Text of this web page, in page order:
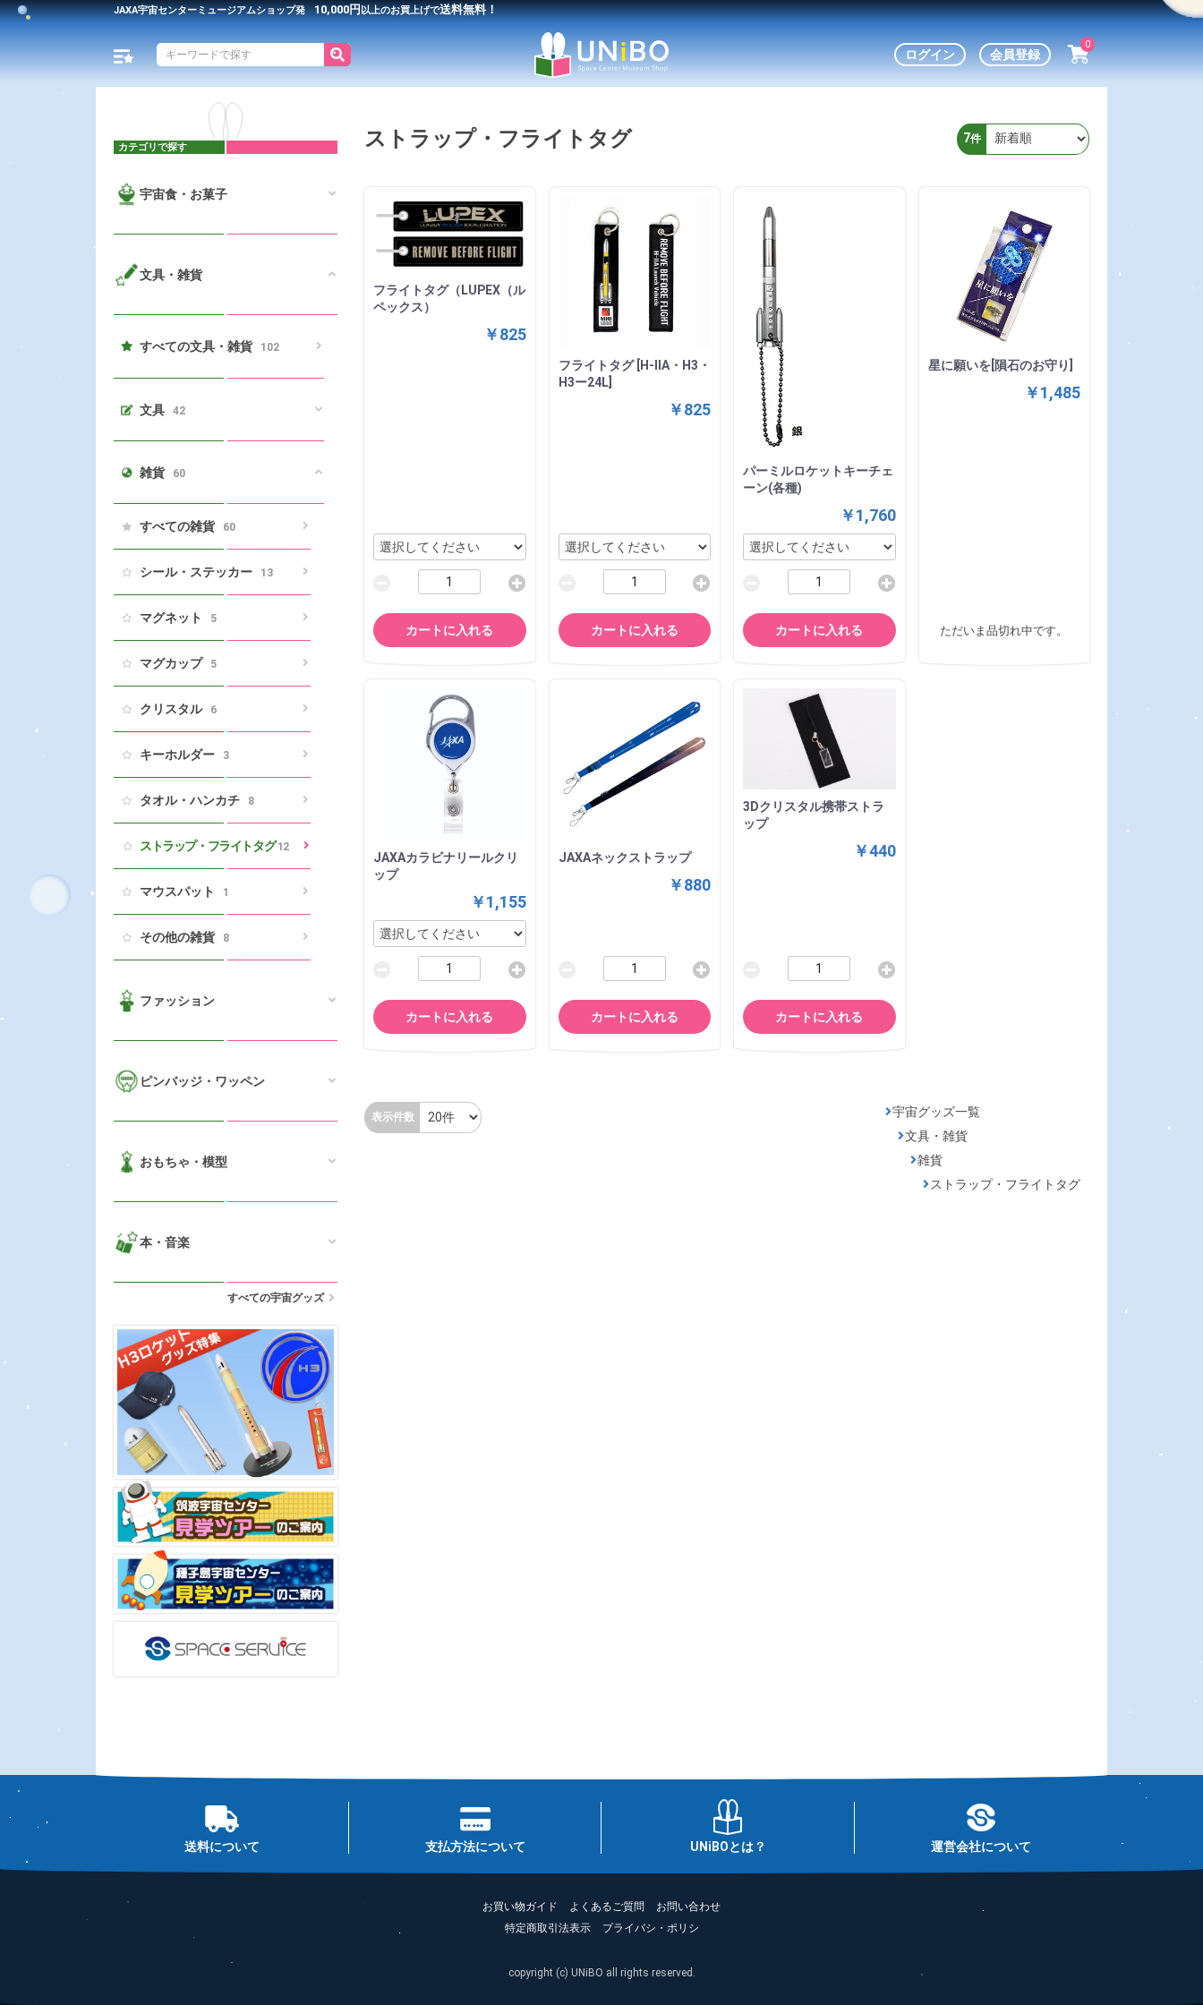
JAXA宇宙センターミュージアムショップ発 10,000円以上のお買上げで送料無料！
ログイン 会員登録
0
カテゴリで探す
宇宙食・お菓子
文具・雑貨
すべての文具・雑貨 102
文具 42
雑貨 60
すべての雑貨 60
シール・ステッカー 13
マグネット 5
マグカップ 5
クリスタル 6
キーホルダー 3
タオル・ハンカチ 8
ストラップ・フライトタグ 12
マウスパット 1
その他の雑貨 8
ファッション
ピンバッジ・ワッペン
おもちゃ・模型
本・音楽
すべての宇宙グッズ
ストラップ・フライトタグ 7件
フライトタグ（LUPEX（ル
ペックス）
￥825
カートに入れる
フライトタグ [H-ⅡA・H3・
H3ー24L]
￥825
カートに入れる
パーミルロケットキーチェ
ーン(各種)
￥1,760
カートに入れる
星に願いを[隕石のお守り]
￥1,485
ただいま品切れ中です。
JAXAカラビナリールクリ
ップ
￥1,155
カートに入れる
JAXAネックストラップ
￥880
カートに入れる
3Dクリスタル携帯ストラ
ップ
￥440
カートに入れる
表示件数
宇宙グッズ一覧
文具・雑貨
雑貨
ストラップ・フライトタグ
送料について 支払方法について UNiBOとは？ 運営会社について
お買い物ガイド よくあるご質問
お問い合わせ
特定商取引法表示
プライバシ・ポリシ
copyright (c) UNiBO all rights reserved.